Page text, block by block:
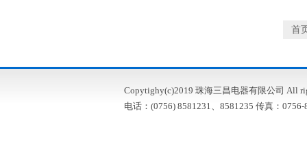
首
Copytighy(c)2019 珠海三昌电器有限公司 All
电话：(0756) 8581231、8581235 传真：